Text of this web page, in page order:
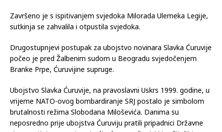
Završeno je s ispitivanjem svjedoka Milorada Ulemeka Legije,
sutkinja se zahvalila i otpustila svjedoka.
Drugostupnjevi postupak za ubojstvo novinara Slavka Ćuruvije
počeo je pred Žalbenim sudom u Beogradu svjedočenjem
Branke Prpe, Ćuruvijine supruge.
Ubojstvo Slavka Ćuruvije, na pravoslavni Uskrs 1999. godine, u
vrijeme NATO-ovog bombardiranje SRJ postalo je simbolom
brutalnosti režima Slobodana Miloševića. Danima su
neposredno prije ubojstva Ćuruviju pratili pripadnici Državne